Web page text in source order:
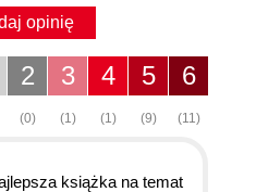
opinię
6
(11)
5
(9)
4
(1)
3
(1)
2
(0)
książka na temat